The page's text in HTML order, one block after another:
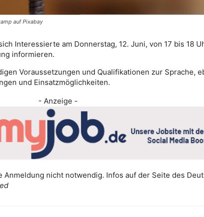
auf Pixabay
Interessierte am Donnerstag, 12. Juni, von 17 bis 18
informieren.
Voraussetzungen und Qualifikationen zur Sprache,
und Einsatzmöglichkeiten.
- Anzeige -
Anmeldung nicht notwendig. Infos auf der Seite des